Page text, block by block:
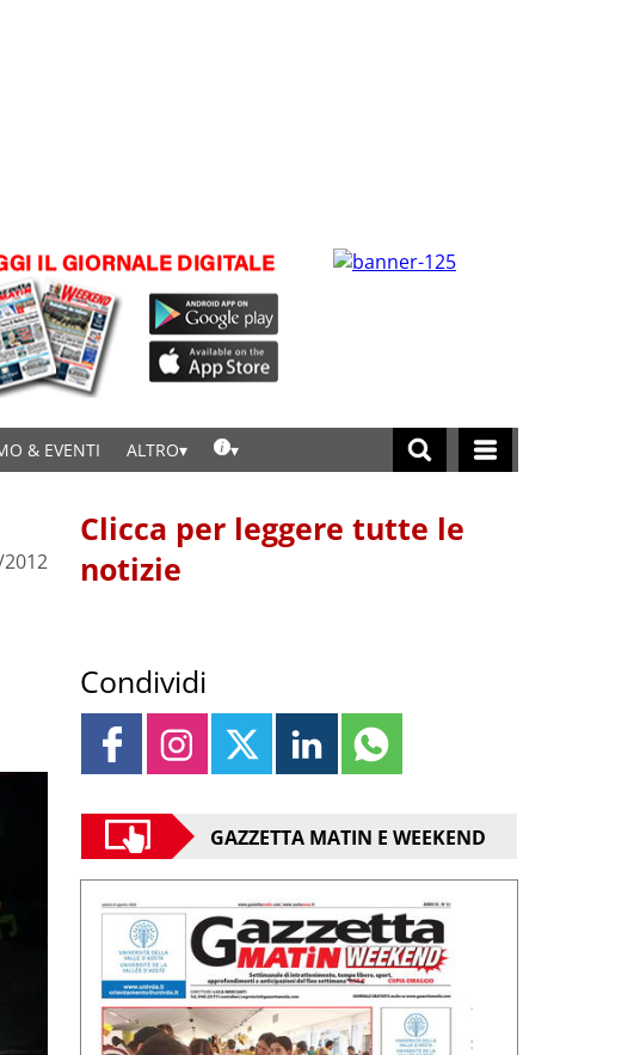
& EVENTI ALTRO
Clicca per leggere tutte le
notizie
Condividi
GAZZETTA MATIN E WEEKEND